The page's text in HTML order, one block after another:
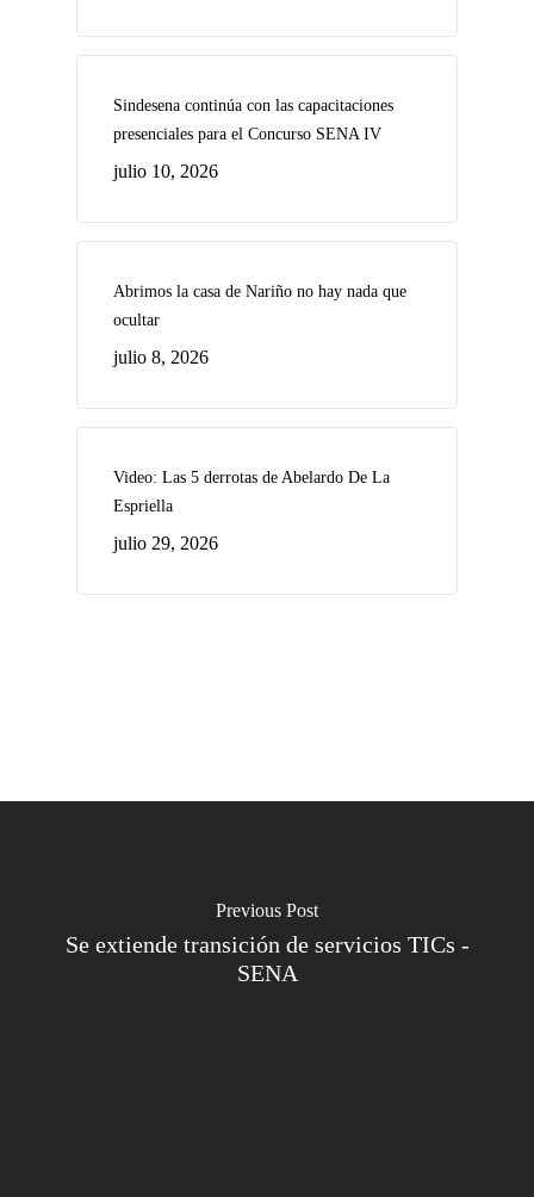
Sindesena continúa con las capacitaciones
presenciales para el Concurso SENA IV
julio 10, 2026
Abrimos la casa de Nariño no hay nada que
ocultar
julio 8, 2026
Video: Las 5 derrotas de Abelardo De La
Espriella
julio 29, 2026
Previous Post
Se extiende transición de servicios TICs -
SENA